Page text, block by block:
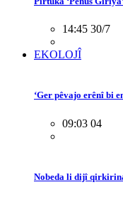
14:45 30/7
EKOLOJÎ
‘Ger pêvajo erênî bi
09:03 04
Nobeda li dijî